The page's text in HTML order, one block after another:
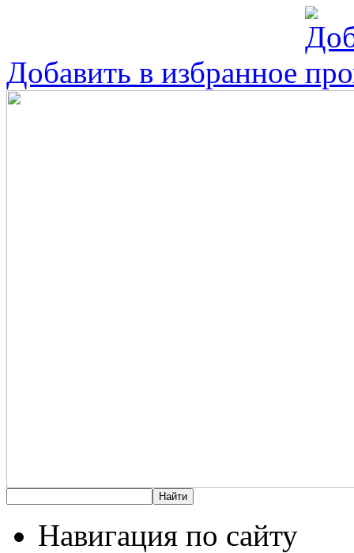
Добавить в избранное
Навигация по сайту